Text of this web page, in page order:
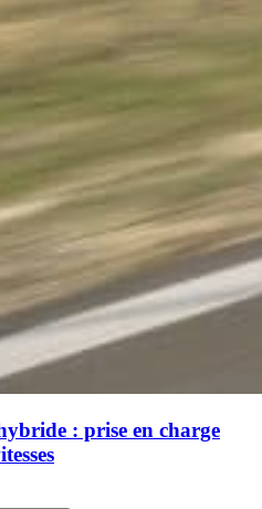
: prise en charge